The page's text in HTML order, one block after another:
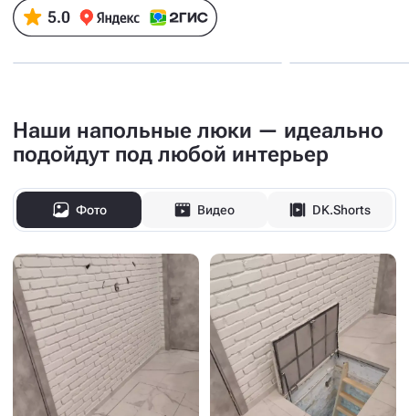
Наши напольные люки — идеально
подойдут под любой интерьер
Фото Видео DK.Shorts